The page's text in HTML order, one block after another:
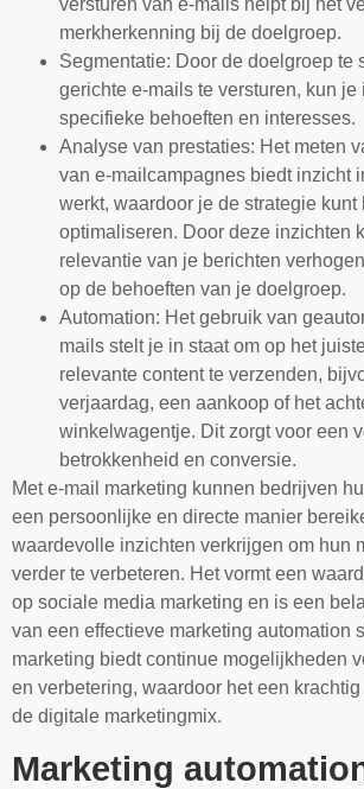
versturen van e-mails helpt bij het
merkherkenning bij de doelgroep.
Segmentatie: Door de doelgroep te
gerichte e-mails te versturen, kun je
specifieke behoeften en interesses.
Analyse van prestaties: Het meten
van e-mailcampagnes biedt inzicht
werkt, waardoor je de strategie kunt
optimaliseren. Door deze inzichten
relevantie van je berichten
op de behoeften van je doelgroep.
Automation: Het gebruik van
mails stelt je in staat om op het
relevante content te verzenden,
verjaardag, een aankoop of het
winkelwagentje. Dit zorgt voor een
betrokkenheid en conversie.
Met e-mail marketing kunnen bedrijven
een persoonlijke en directe manier
waardevolle inzichten verkrijgen om hun
verder te verbeteren. Het vormt een
op sociale media marketing en is een
van een effectieve marketing automation
marketing biedt continue mogelijkheden
en verbetering, waardoor het een
de digitale marketingmix.
Marketing